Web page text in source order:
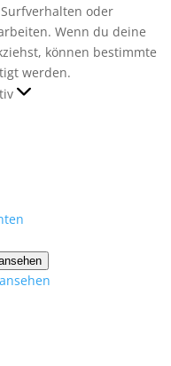
oder
Wenn du deine
können bestimmte
werden.